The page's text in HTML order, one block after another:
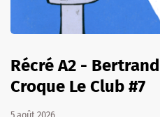
Récré A2 -
Croque Le Club #7